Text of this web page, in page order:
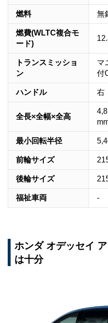
燃料 無
燃費(WLTC複合モ
ード)
トランスミッショ
ン
マ
付
ハンドル 右
全長×全幅×全高
最小回転半径
前輪サイズ
後輪サイズ
福祉車両 -
ホンダ オデッセイ
は十分